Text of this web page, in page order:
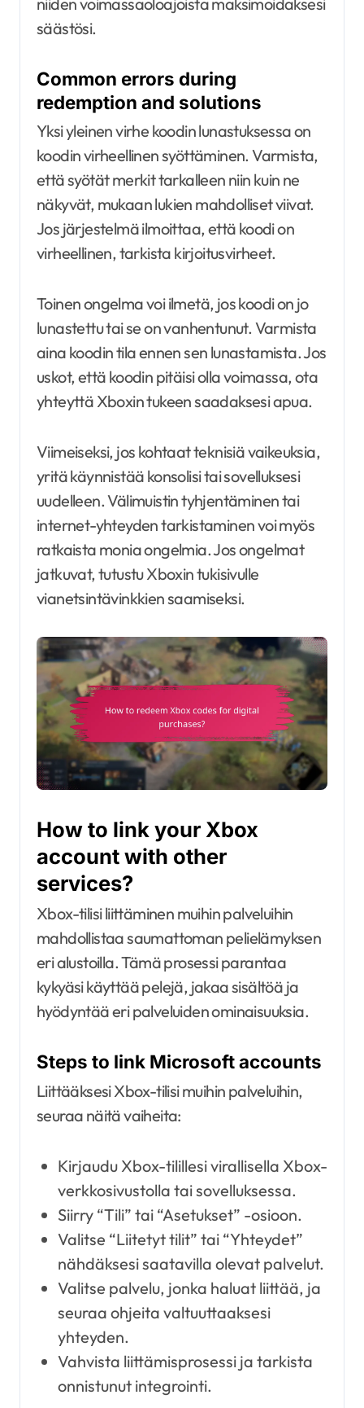
säästösi.
Common errors during
redemption and solutions
Yksi yleinen virhe koodin lunastuksessa on
koodin virheellinen syöttäminen. Varmista,
että syötät merkit tarkalleen niin kuin ne
näkyvät, mukaan lukien mahdolliset viivat.
Jos järjestelmä ilmoittaa, että koodi on
virheellinen, tarkista kirjoitusvirheet.
Toinen ongelma voi ilmetä, jos koodi on jo
lunastettu tai se on vanhentunut. Varmista
aina koodin tila ennen sen lunastamista. Jos
uskot, että koodin pitäisi olla voimassa, ota
yhteyttä Xboxin tukeen saadaksesi apua.
Viimeiseksi, jos kohtaat teknisiä vaikeuksia,
yritä käynnistää konsolisi tai sovelluksesi
uudelleen. Välimuistin tyhjentäminen tai
internet-yhteyden tarkistaminen voi myös
ratkaista monia ongelmia. Jos ongelmat
jatkuvat, tutustu Xboxin tukisivulle
vianetsintävinkkien saamiseksi.
How to link your Xbox
account with other
services?
Xbox-tilisi liittäminen muihin palveluihin
mahdollistaa saumattoman pelielämyksen
eri alustoilla. Tämä prosessi parantaa
kykyäsi käyttää pelejä, jakaa sisältöä ja
hyödyntää eri palveluiden ominaisuuksia.
Steps to link Microsoft accounts
Liittääksesi Xbox-tilisi muihin palveluihin,
seuraa näitä vaiheita:
Kirjaudu Xbox-tilillesi virallisella Xbox-
verkkosivustolla tai sovelluksessa.
Siirry “Tili” tai “Asetukset” -osioon.
Valitse “Liitetyt tilit” tai “Yhteydet”
nähdäksesi saatavilla olevat palvelut.
Valitse palvelu, jonka haluat liittää, ja
seuraa ohjeita valtuuttaaksesi
yhteyden.
Vahvista liittämisprosessi ja tarkista
onnistunut integrointi.